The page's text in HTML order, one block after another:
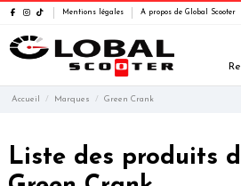
Mentions légales A propos de Global Scooter
Accueil Marques Green Crank
Liste des produits